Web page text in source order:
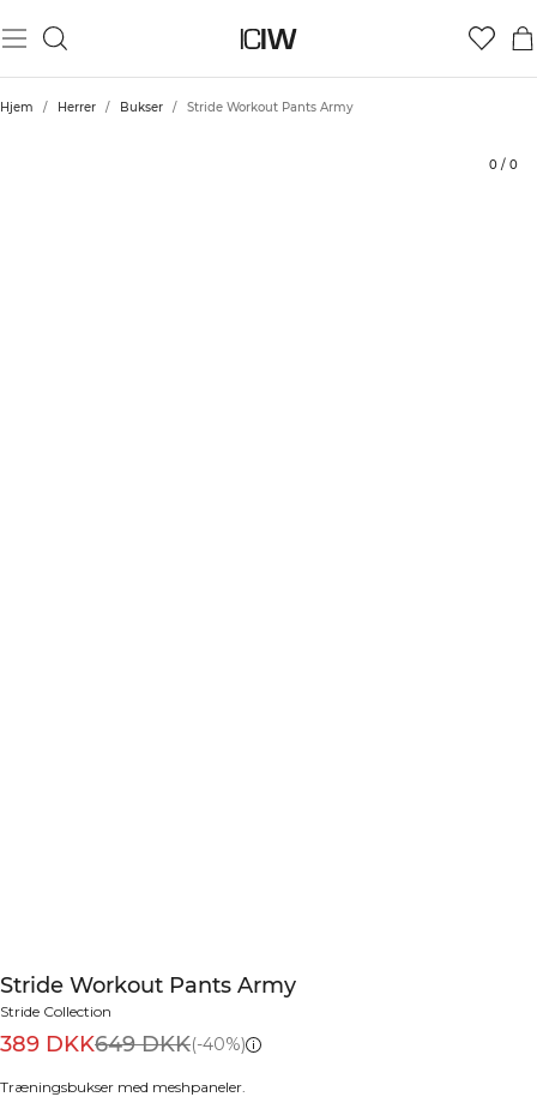
Hjem / Herrer / Bukser / Stride Workout Pants Army
0 / 0
Stride Workout Pants Army
Stride Collection
389 DKK649 DKK(-40%)
Træningsbukser med meshpaneler.